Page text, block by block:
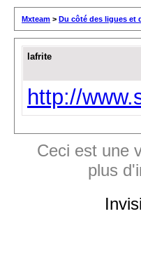
Mxteam > Du côté des ligues et
lafrite
http://
Ceci est une
plus